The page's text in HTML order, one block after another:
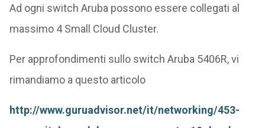
Ad ogni switch Aruba possono essere collegati al
massimo 4 Small Cloud Cluster.
Per approfondimenti sullo switch Aruba 5406R, vi
rimandiamo a questo articolo
http://www.guruadvisor.net/it/networking/453-